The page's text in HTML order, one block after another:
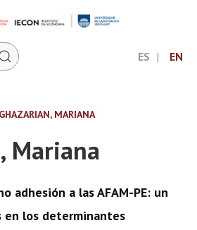
ES EN
GHAZARIAN, MARIANA
Mariana
adhesión a las AFAM-PE: un
en los determinantes